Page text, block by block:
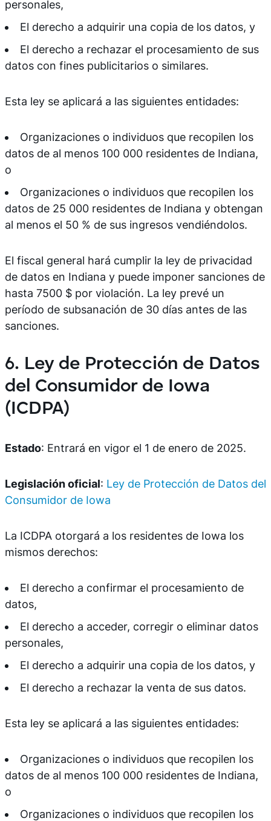
personales,
El derecho a adquirir una copia de los datos, y
El derecho a rechazar el procesamiento de sus
datos con fines publicitarios o similares.
Esta ley se aplicará a las siguientes entidades:
Organizaciones o individuos que recopilen los
datos de al menos 100 000 residentes de Indiana,
o
Organizaciones o individuos que recopilen los
datos de 25 000 residentes de Indiana y obtengan
al menos el 50 % de sus ingresos vendiéndolos.
El fiscal general hará cumplir la ley de privacidad
de datos en Indiana y puede imponer sanciones de
hasta 7500 $ por violación. La ley prevé un
período de subsanación de 30 días antes de las
sanciones.
6. Ley de Protección de Datos
del Consumidor de Iowa
(ICDPA)
Estado: Entrará en vigor el 1 de enero de 2025.
Legislación oficial: Ley de Protección de Datos del
Consumidor de Iowa
La ICDPA otorgará a los residentes de Iowa los
mismos derechos:
El derecho a confirmar el procesamiento de
datos,
El derecho a acceder, corregir o eliminar datos
personales,
El derecho a adquirir una copia de los datos, y
El derecho a rechazar la venta de sus datos.
Esta ley se aplicará a las siguientes entidades:
Organizaciones o individuos que recopilen los
datos de al menos 100 000 residentes de Indiana,
o
Organizaciones o individuos que recopilen los